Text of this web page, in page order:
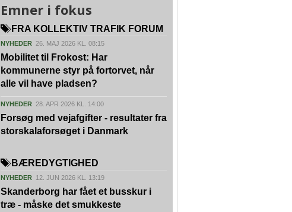
Emner i fokus
FRA KOLLEKTIV TRAFIK FORUM
NYHEDER 26. MAJ 2026 KL. 08:15
Mobilitet til Frokost: Har
kommunerne styr på fortorvet, når
alle vil have pladsen?
NYHEDER 28. APR 2026 KL. 14:00
Forsøg med vejafgifter - resultater fra
storskalaforsøget i Danmark
BÆREDYGTIGHED
NYHEDER 12. JUN 2026 KL. 13:19
Skanderborg har fået et busskur i
træ - måske det smukkeste